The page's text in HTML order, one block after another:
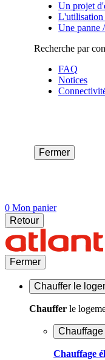
Un projet
L'utilisation
Une panne
Recherche par
FAQ
Notices
Fermer
0 Mon panier
Retour
Fermer
Chauffer le
Chauffer le
Chauffage